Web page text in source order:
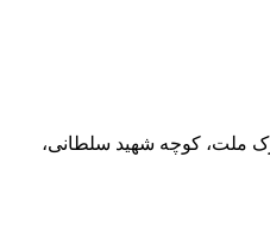
ملت، کوچه شهید سلطانی،